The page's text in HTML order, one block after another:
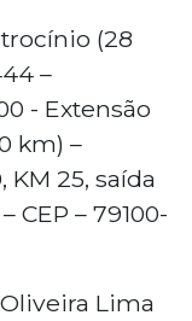
(28
–
- Extensão
km) –
25, saída
CEP – 79100-
Lima